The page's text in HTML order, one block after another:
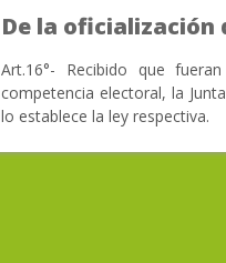
De la oficialización
Art.16°- Recibido que
competencia electoral, la
lo establece la ley respectiva.